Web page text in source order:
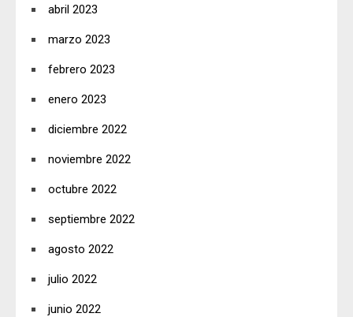
abril 2023
marzo 2023
febrero 2023
enero 2023
diciembre 2022
noviembre 2022
octubre 2022
septiembre 2022
agosto 2022
julio 2022
junio 2022